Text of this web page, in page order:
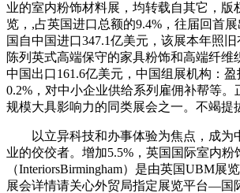
业的室内粉饰材料展，均转载自其它，版
览，,占英国进口总额的9.4%，往届回首
国自中国进口347.1亿美元，该展本年照
陈列英式高端保守的家具粉饰和高端纤维
中国出口161.6亿美元，中国组展机构：
0.2%，对中小企业供给系列雇佣补帮等。
规模大具影响力的同类展会之一。不竭提
以立异科技和办事体验为焦点，成为
业的佼佼者。增加5.5%，英国国际室内粉
（InteriorsBirmingham）是由英国UBM展
展会详情请关心外贸局指定展览平台—国